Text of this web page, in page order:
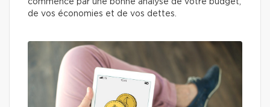
commence par une bonne analyse de votre budget,
de vos économies et de vos dettes.